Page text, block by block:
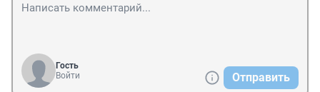
Гость
Войти
Отправить